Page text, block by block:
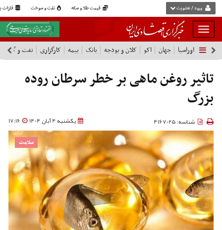
قیمت طلا و سکه نفت و سوخت فلزات ورود / عضویت
بار
و
بسته
نمودن
فهرست
اوراسیا جهان اکو کلان و بودجه بانک بیمه کارگزاری نفت و گاز
تاثیر روغن ماهی بر خطر سرطان روده
بزرگ
یکشنبه 4 آبان 1404 17:16 شناسه: 4167025
سلامت